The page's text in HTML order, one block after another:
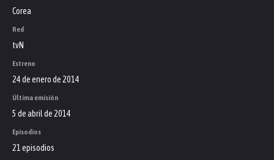
Corea
Red
tvN
Estreno
24 de enero de 2014
Última emisión
5 de abril de 2014
Episodios
21 episodios